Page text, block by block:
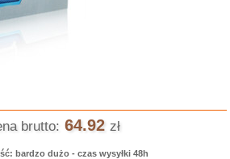
brutto: 64.92 zł
bardzo dużo - czas wysyłki 48h